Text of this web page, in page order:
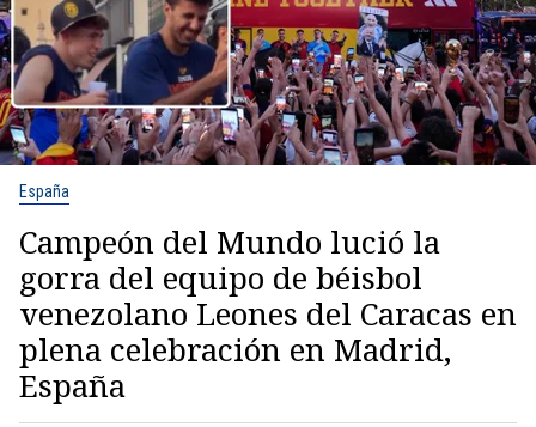
España
Campeón del Mundo lució la
gorra del equipo de béisbol
venezolano Leones del Caracas en
plena celebración en Madrid,
España